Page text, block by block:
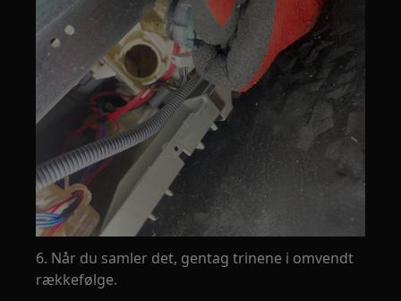
6. Når du samler det, gentag trinene i omvendt
rækkefølge.